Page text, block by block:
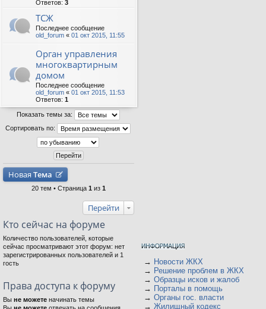
Ответов: 3
ТСЖ
Последнее сообщение
old_forum « 01 окт 2015, 11:55
Орган управления
многоквартирным
домом
Последнее сообщение
old_forum « 01 окт 2015, 11:53
Ответов: 1
Показать темы за:
Сортировать по:
Новая Тема
20 тем • Страница 1 из 1
Перейти
Кто сейчас на форуме
Количество пользователей, которые
сейчас просматривают этот форум: нет
зарегистрированных пользователей и 1
гость
Права доступа к форуму
Вы не можете начинать темы
→ Новости ЖКХ
→ Решение проблем в ЖКХ
→ Образцы исков и жалоб
→ Порталы в помощь
→ Органы гос. власти
→ Жилищный кодекс